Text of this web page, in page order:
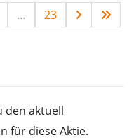
… 23
den aktuell
für diese Aktie.